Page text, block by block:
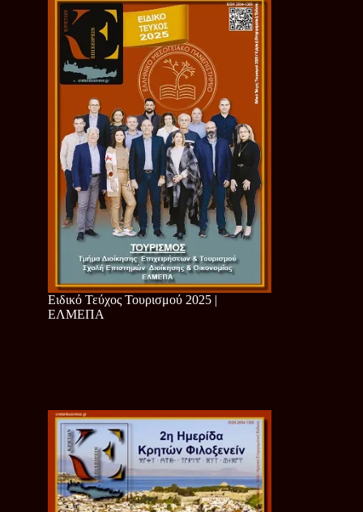
Ειδικό Τεύχος Τουρισμού 2025 |
ΕΛΜΕΠΑ